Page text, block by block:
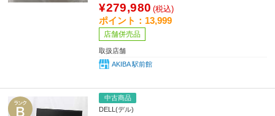
¥279,980 (税込)
ポイント：13,999
店舗併売品
取扱店舗
AKIBA 駅前館
中古商品
DELL(デル)